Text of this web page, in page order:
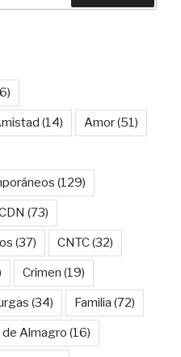
(14) Amor(51)
(129)
(73)
(37) CNTC(32)
Crimen (19)
(34) Familia (72)
de Almagro (16)